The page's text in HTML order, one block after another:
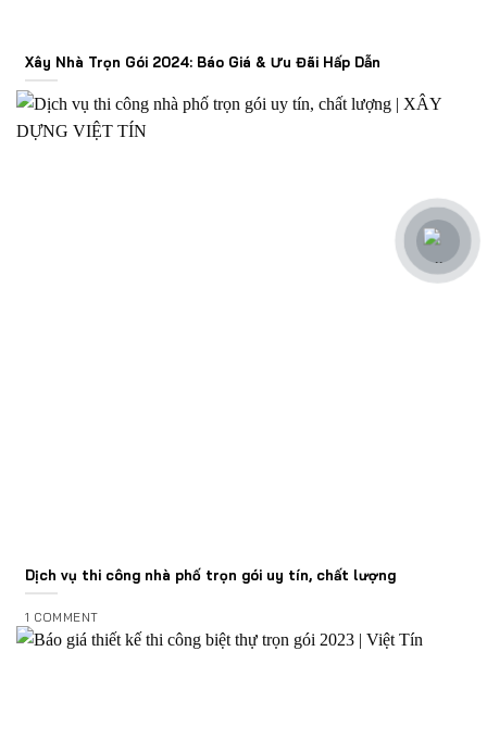
Xây Nhà Trọn Gói 2024: Báo Giá & Ưu Đãi Hấp Dẫn
Dịch vụ thi công nhà phố trọn gói uy tín, chất lượng
1 COMMENT